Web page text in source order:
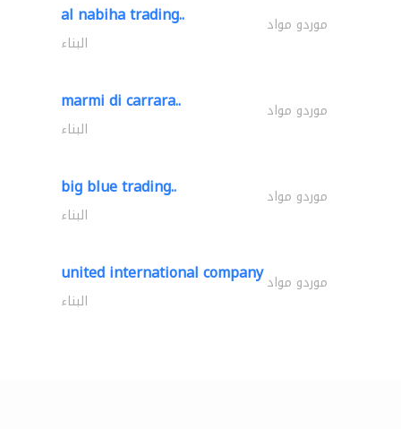
al nabiha trading.. موردو مواد
البناء
marmi di carrara.. موردو مواد
البناء
big blue trading.. موردو مواد
البناء
united international companyموردو مواد
البناء